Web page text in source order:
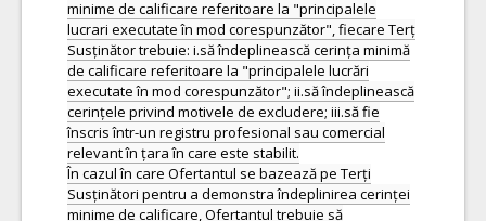
minime de calificare referitoare la "principalele
lucrari executate în mod corespunzător", fiecare Terț
Susținător trebuie: i.să îndeplinească cerința minimă
de calificare referitoare la "principalele lucrări
executate în mod corespunzător"; ii.să îndeplinească
cerințele privind motivele de excludere; iii.să fie
înscris într-un registru profesional sau comercial
relevant în țara în care este stabilit.
În cazul în care Ofertantul se bazează pe Terți
Susținători pentru a demonstra îndeplinirea cerinței
minime de calificare, Ofertantul trebuie să